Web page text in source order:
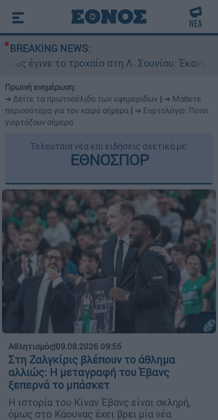
BREAKING NEWS:
στη Λ. Σουνίου: Έκανε αναστροφή ο
Πρωινή ενημέρωση:
➔ Δείτε τα πρωτοσέλιδα των εφημερίδων
➔ Μάθετε
περισσότερα για τον καιρό σήμερα
➔ Εορτολόγιο: Ποιοι
γιορτάζουν σήμερα
Τελευταία νέα και ειδήσεις σχετικά με:
ΕΘΝΟΣΠΟΡ
Αθλητισμός|09.08.2026 09:55
Στη Ζαλγκίρις βλέπουν το άθλημα
αλλιώς: Η μεταγραφή του Έβανς
ξεπερνά το μπάσκετ
Η ιστορία του Κίναν Έβανς είναι σκληρή,
όμως στο Κάουνας έχει βρει μία νέα